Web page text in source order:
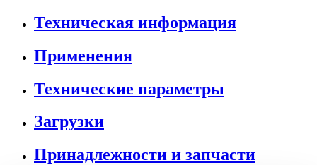
Техническая информация
Применения
Технические параметры
Загрузки
Принадлежности и запчасти